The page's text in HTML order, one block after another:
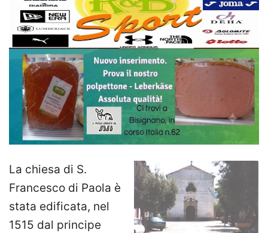
La chiesa di S.
Francesco di Paola è
stata edificata, nel
1515 dal principe